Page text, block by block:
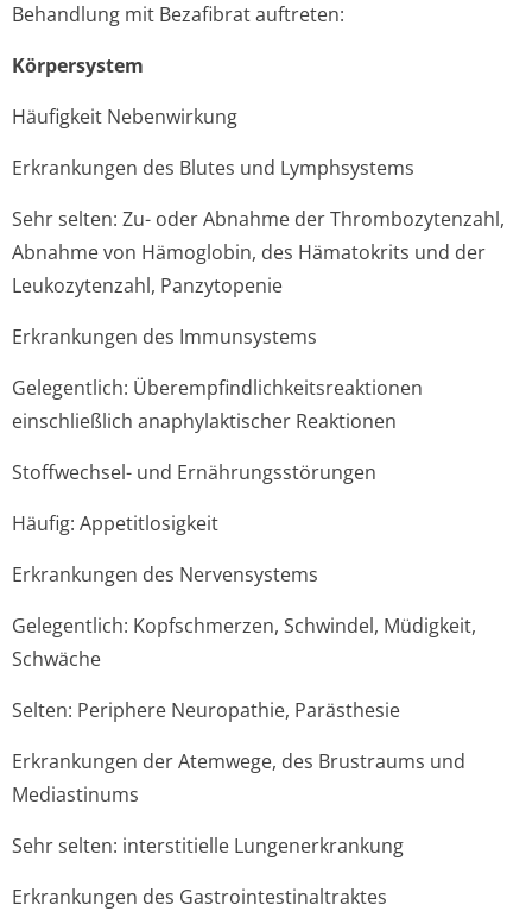
Behandlung mit Bezafibrat auftreten:
Körpersystem
Häufigkeit Nebenwirkung
Erkrankungen des Blutes und Lymphsystems
Sehr selten: Zu- oder Abnahme der Thrombozytenzahl,
Abnahme von Hämoglobin, des Hämatokrits und der
Leukozytenzahl, Panzytopenie
Erkrankungen des Immunsystems
Gelegentlich: Überempfindlichke­itsreaktionen
einschließlich anaphylaktischer Reaktionen
Stoffwechsel- und Ernährungsstörun­gen
Häufig: Appetitlosigkeit
Erkrankungen des Nervensystems
Gelegentlich: Kopfschmerzen, Schwindel, Müdigkeit,
Schwäche
Selten: Periphere Neuropathie, Parästhesie
Erkrankungen der Atemwege, des Brustraums und
Mediastinums
Sehr selten: interstitielle Lungenerkrankung
Erkrankungen des Gastrointesti­naltraktes